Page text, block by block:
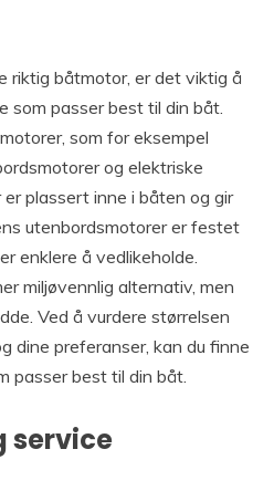
riktig båtmotor, er det viktig å
som passer best til din båt.
som for eksempel
og elektriske
plassert inne i båten og gir
utenbordsmotorer er festet
enklere å vedlikeholde.
miljøvennlig alternativ, men
Ved å vurdere størrelsen
dine preferanser, kan du finne
passer best til din båt.
service